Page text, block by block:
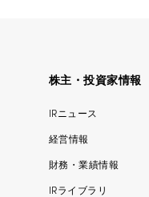
株主・投資家情報
IRニュース
経営情報
財務・業績情報
IRライブラリ